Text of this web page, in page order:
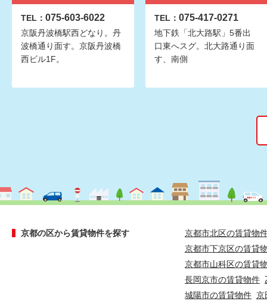
TEL： 075-603-6022
京阪丹波橋駅西どなり。丹
波橋通り面す。京阪丹波橋
西ビル1F。
TEL： 075-417-0271
地下鉄「北大路駅」5番出
口東へスグ。北大路通り面
す、南側
京都の区から賃貸物件を探す
京都市北区の賃貸物
京都市下京区の賃貸
京都市山科区の賃貸
長岡京市の賃貸物件
城陽市の賃貸物件 京